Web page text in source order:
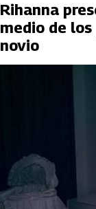
Rihanna
medio de
novio